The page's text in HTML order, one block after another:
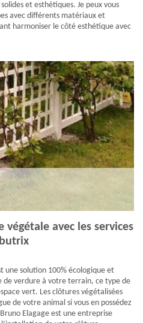
et esthétiques. Je peux vous
avec différents matériaux et
harmoniser le côté esthétique avec
avec les services
une solution 100% écologique et
verdure à votre terrain, ce type de
vert. Les clôtures végétalisées
de votre animal si vous en possédez
Elagage est une entreprise